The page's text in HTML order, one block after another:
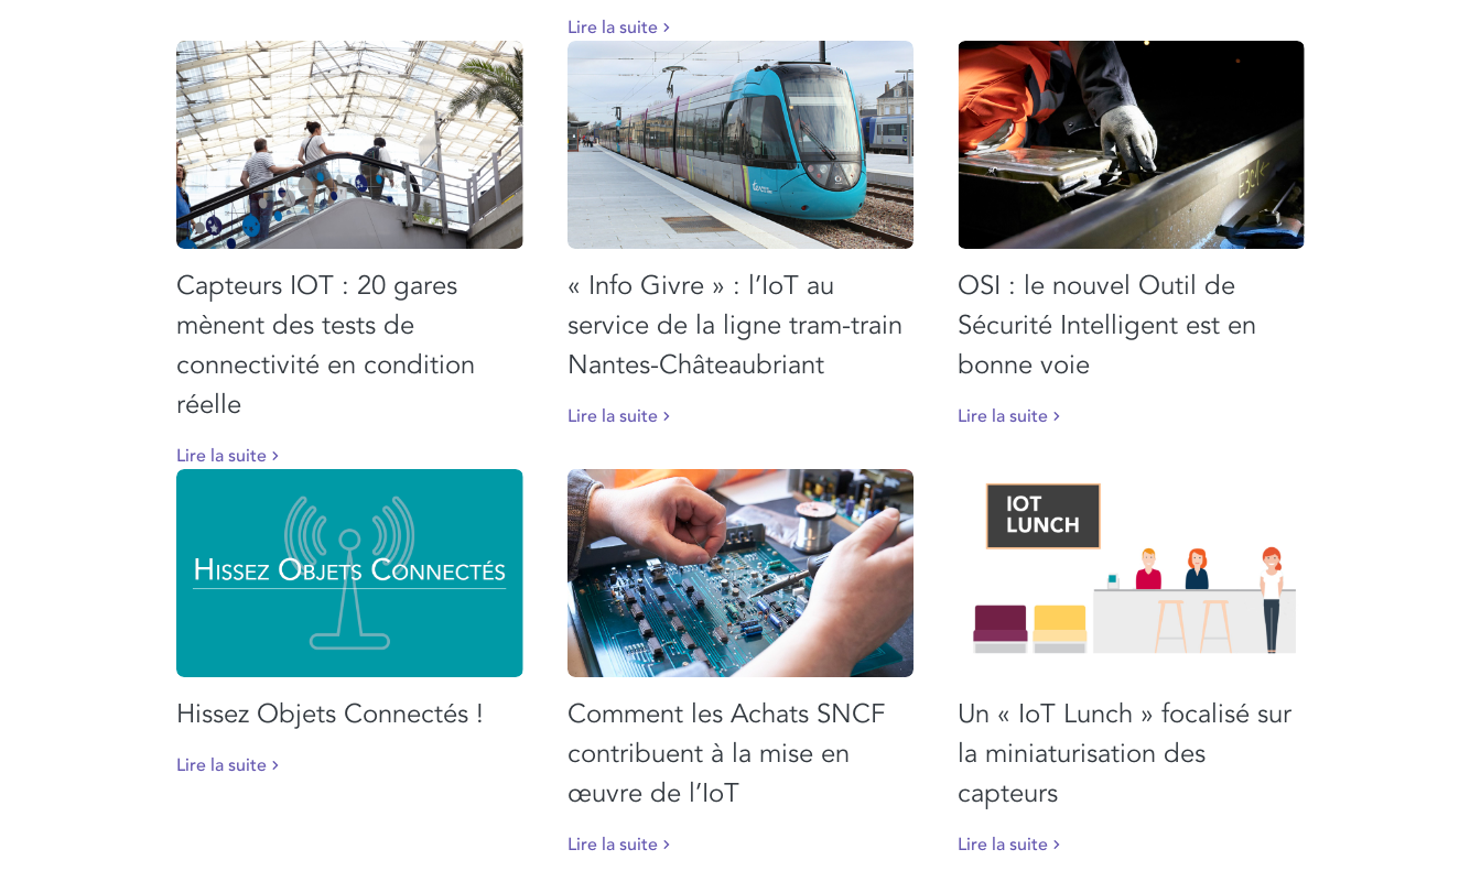
Lire la suite
Capteurs IOT : 20 gares
mènent des tests de
connectivité en condition
réelle
Lire la suite
« Info Givre » : l’IoT au
service de la ligne tram-train
Nantes-Châteaubriant
Lire la suite
OSI : le nouvel Outil de
Sécurité Intelligent est en
bonne voie
Lire la suite
Hissez Objets Connectés !
Lire la suite
Comment les Achats SNCF
contribuent à la mise en
œuvre de l’IoT
Lire la suite
Un « IoT Lunch » focalisé sur
la miniaturisation des
capteurs
Lire la suite